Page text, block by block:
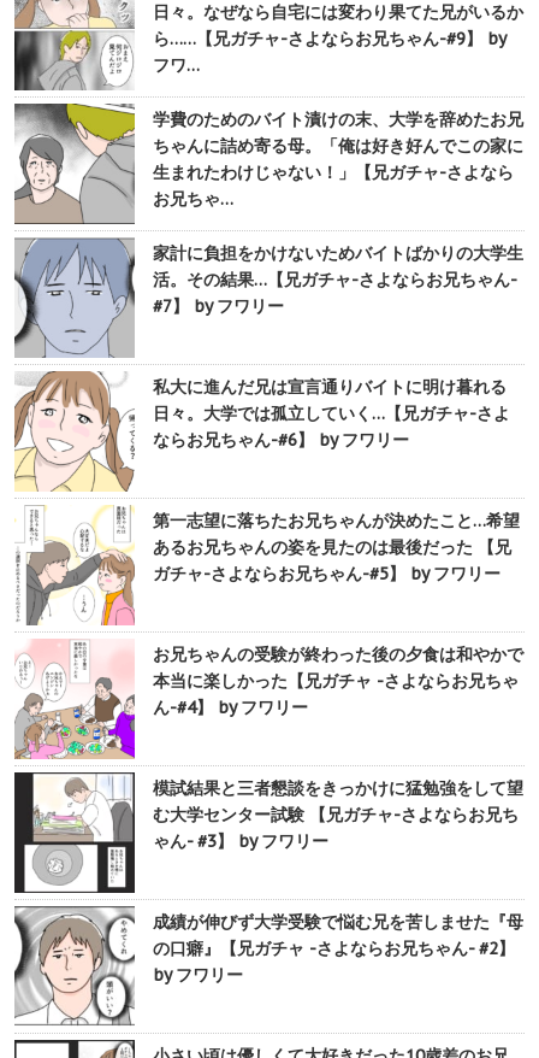
日々。なぜなら自宅には変わり果てた兄がいるか
ら……【兄ガチャ-さよならお兄ちゃん-#9】 by
フワ…
学費のためのバイト漬けの末、大学を辞めたお兄
ちゃんに詰め寄る母。「俺は好き好んでこの家に
生まれたわけじゃない！」【兄ガチャ-さよなら
お兄ちゃ…
家計に負担をかけないためバイトばかりの大学生
活。その結果…【兄ガチャ-さよならお兄ちゃん-
#7】 by フワリー
私大に進んだ兄は宣言通りバイトに明け暮れる
日々。大学では孤立していく…【兄ガチャ-さよ
ならお兄ちゃん-#6】 by フワリー
第一志望に落ちたお兄ちゃんが決めたこと…希望
あるお兄ちゃんの姿を見たのは最後だった 【兄
ガチャ-さよならお兄ちゃん-#5】 by フワリー
お兄ちゃんの受験が終わった後の夕食は和やかで
本当に楽しかった【兄ガチャ -さよならお兄ちゃ
ん-#4】 by フワリー
模試結果と三者懇談をきっかけに猛勉強をして望
む大学センター試験 【兄ガチャ-さよならお兄ち
ゃん- #3】 by フワリー
成績が伸びず大学受験で悩む兄を苦しませた『母
の口癖』【兄ガチャ -さよならお兄ちゃん- #2】
by フワリー